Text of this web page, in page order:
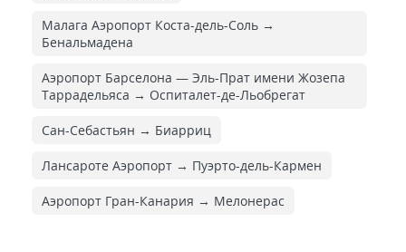
Малага Аэропорт Коста-дель-Соль →
Бенальмадена
Аэропорт Барселона — Эль-Прат имени Жозепа
Таррадельяса → Оспиталет-де-Льобрегат
Сан-Себастьян → Биарриц
Лансароте Аэропорт → Пуэрто-дель-Кармен
Аэропорт Гран-Канария → Мелонерас